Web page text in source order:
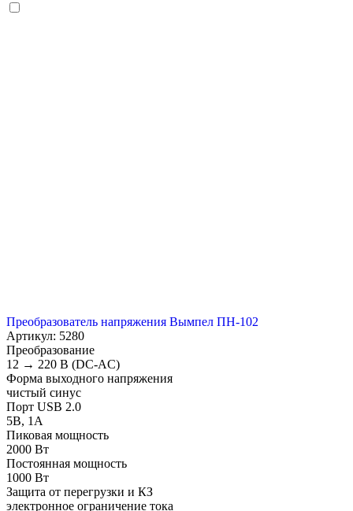
Преобразователь напряжения Вымпел ПН-102
Артикул: 5280
Преобразование
12 → 220 В (DC-AC)
Форма выходного напряжения
чистый синус
Порт USB 2.0
5В, 1А
Пиковая мощность
2000 Вт
Постоянная мощность
1000 Вт
Защита от перегрузки и КЗ
электронное ограничение тока